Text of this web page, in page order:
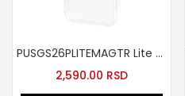
PUSGS26PLITEMAGTR Lite Mag futrola za Samsung S26+ tr
2,590.00 RSD